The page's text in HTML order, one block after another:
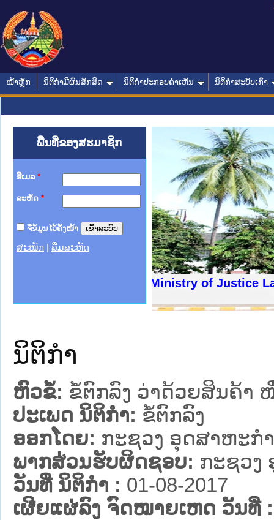
ໜ້າຫຼັກ ນິຕິກໍາມີຜົນສັກສິດ ນິຕິກໍາປະກອບຄໍາເຫັນ ນິຕິກໍາສະບັບເກົ່າ
ພື້ນທີ່ຂອງສະມາຊິກ
ອີເມລ *
ລະຫັດ *
ຈື່ຂໍ້ມູນໄວ້ຄັ້ງໜ້າ
ສະໝັກ ລືມລະຫັດ
Ministry of Justice Lao
ຊາຊົນ ພາກເໜືອ
ການ
ກາງ
ກໃຕ້
ນຕຳຫຼວດປະຊາຊົນ
ສັນຕິບານປະຊາຊົນ
ກເໜືອ
ຊາຊົນ ພາກກາງ
ນິຕິກໍາ
ຫົວຂໍ້: ຂໍ້ຕົກລົງ ວ່າດ້ວຍສິນຄ້າ
ປະເພດ ນິຕິກໍາ: ຂໍ້ຕົກລົງ
ອອກໂດຍ: ກະຊວງ ອຸດສາຫະກ
ພາກສ່ວນຮັບຜິດຊອບ: ກະຊວງ
ວັນທີ່ ນິຕິກໍາ : 01-08-2017
ເຜີຍແຜ່ລົງ ຈົດໝາຍເຫດ ວັນທີ່ :